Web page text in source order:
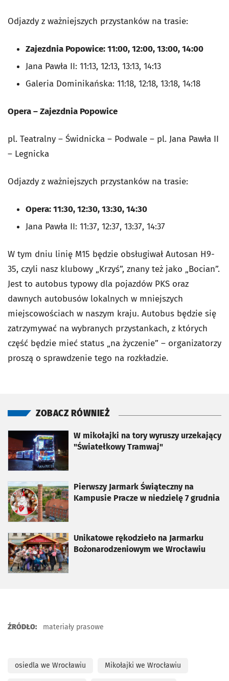
Odjazdy z ważniejszych przystanków na trasie:
Zajezdnia Popowice: 11:00, 12:00, 13:00, 14:00
Jana Pawła II: 11:13, 12:13, 13:13, 14:13
Galeria Dominikańska: 11:18, 12:18, 13:18, 14:18
Opera – Zajezdnia Popowice
pl. Teatralny – Świdnicka – Podwale – pl. Jana Pawła II
– Legnicka
Odjazdy z ważniejszych przystanków na trasie:
Opera: 11:30, 12:30, 13:30, 14:30
Jana Pawła II: 11:37, 12:37, 13:37, 14:37
W tym dniu linię M15 będzie obsługiwał Autosan H9-
35, czyli nasz klubowy „Krzyś”, znany też jako „Bocian”.
Jest to autobus typowy dla pojazdów PKS oraz
dawnych autobusów lokalnych w mniejszych
miejscowościach w naszym kraju. Autobus będzie się
zatrzymywać na wybranych przystankach, z których
część będzie mieć status „na życzenie” – organizatorzy
proszą o sprawdzenie tego na rozkładzie.
ZOBACZ RÓWNIEŻ
W mikołajki na tory wyruszy urzekający
"Światełkowy Tramwaj"
otworzy się w nowej karcie
Pierwszy Jarmark Świąteczny na
Kampusie Pracze w niedzielę 7 grudnia
otworzy się w nowej karcie
Unikatowe rękodzieło na Jarmarku
Bożonarodzeniowym we Wrocławiu
otworzy się w nowej karcie
ŹRÓDŁO: materiały prasowe
osiedla we Wrocławiu Mikołajki we Wrocławiu